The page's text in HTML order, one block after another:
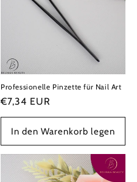
Professionelle Pinzette für Nail Art
Normaler
Preis
€7,34 EUR
In den Warenkorb legen